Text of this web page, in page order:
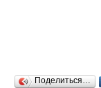
Поделиться…